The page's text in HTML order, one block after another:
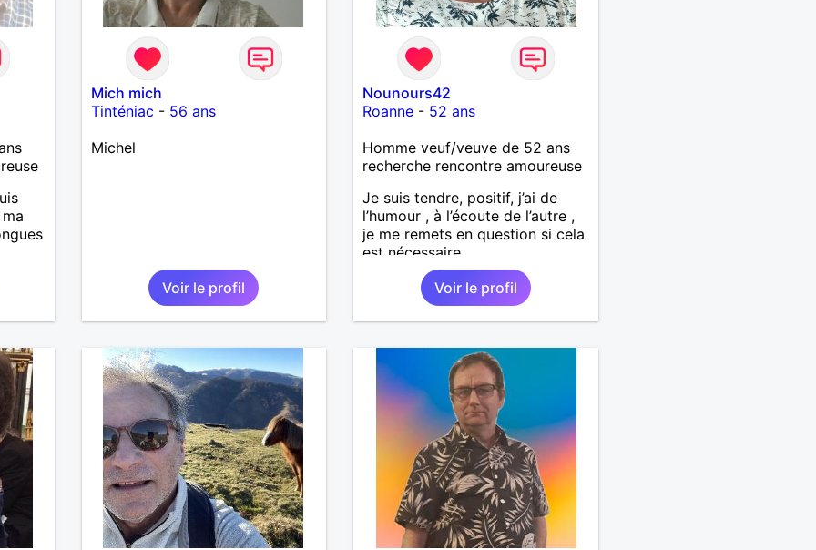
en
»
Mich mich
Tinténiac - 56 ans
Michel
Voir le profil
Nounours42
Roanne - 52 ans
Homme veuf/veuve de 52 ans
recherche rencontre amoureuse
Je suis tendre, positif, j’ai de
l’humour , à l’écoute de l’autre ,
je me remets en question si cela
est nécessaire.
Voir le profil